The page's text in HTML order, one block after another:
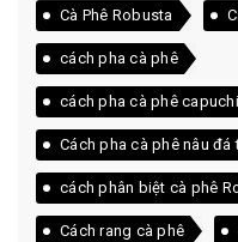
Cà Phê Robusta
cách pha cà phê
cách pha cà phê
Cách pha cà phê nâu
cách phân biệt cà phê
Cách rang cà phê